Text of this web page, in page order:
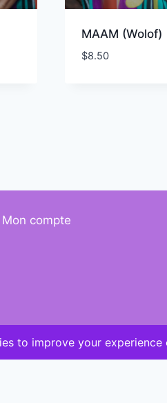
MAAM (Wolof)
$8.50
Mon compte